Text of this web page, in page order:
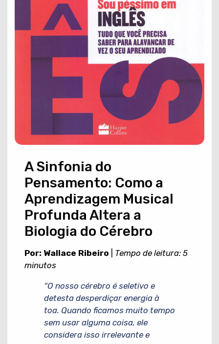
A Sinfonia do
Pensamento: Como a
Aprendizagem Musical
Profunda Altera a
Biologia do Cérebro
Por: Wallace Ribeiro
Tempo de leitura: 5
minutos
“O nosso cérebro é seletivo e
detesta desperdiçar energia à
toa. Quando ficamos muito tempo
sem usar alguma coisa, ele
considera isso irrelevante e